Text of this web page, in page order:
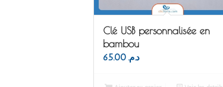
Clé USB personnalisée en
bambou
د.م. 65.00